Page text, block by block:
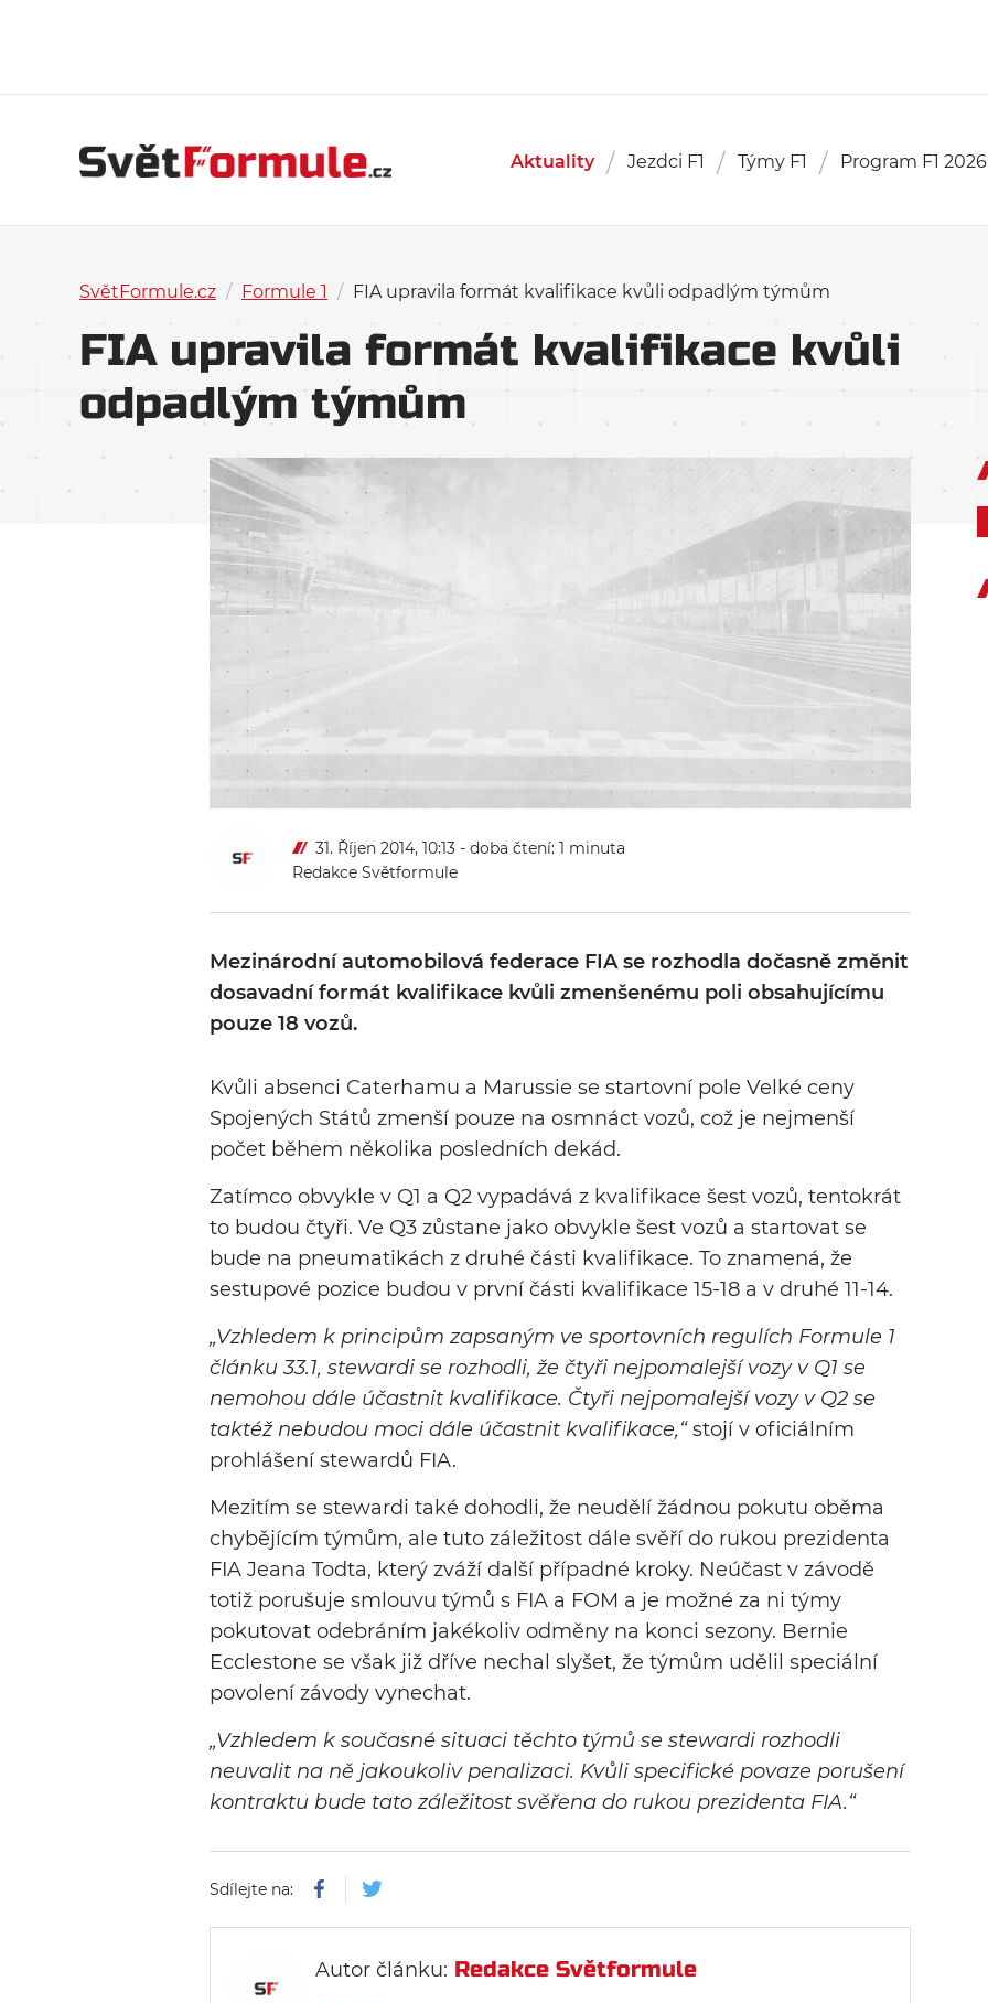
Aktuality Jezdci F1 Týmy F1 Program F1 2026
SvětFormule.cz / Formule 1 / FIA upravila formát kvalifikace kvůli odpadlým týmům
FIA upravila formát kvalifikace kvůli
odpadlým týmům
31. Říjen 2014, 10:13 - doba čtení: 1 minuta
Redakce Světformule
Mezinárodní automobilová federace FIA se rozhodla dočasně změnit
dosavadní formát kvalifikace kvůli zmenšenému poli obsahujícímu
pouze 18 vozů.
Kvůli absenci Caterhamu a Marussie se startovní pole Velké ceny
Spojených Států zmenší pouze na osmnáct vozů, což je nejmenší
počet během několika posledních dekád.
Zatímco obvykle v Q1 a Q2 vypadává z kvalifikace šest vozů, tentokrát
to budou čtyři. Ve Q3 zůstane jako obvykle šest vozů a startovat se
bude na pneumatikách z druhé části kvalifikace. To znamená, že
sestupové pozice budou v první části kvalifikace 15-18 a v druhé 11-14.
„Vzhledem k principům zapsaným ve sportovních regulích Formule 1
článku 33.1, stewardi se rozhodli, že čtyři nejpomalejší vozy v Q1 se
nemohou dále účastnit kvalifikace. Čtyři nejpomalejší vozy v Q2 se
taktéž nebudou moci dále účastnit kvalifikace,“stojí v oficiálním
prohlášení stewardů FIA.
Mezitím se stewardi také dohodli, že neudělí žádnou pokutu oběma
chybějícím týmům, ale tuto záležitost dále svěří do rukou prezidenta
FIA Jeana Todta, který zváží další případné kroky. Neúčast v závodě
totiž porušuje smlouvu týmů s FIA a FOM a je možné za ni týmy
pokutovat odebráním jakékoliv odměny na konci sezony. Bernie
Ecclestone se však již dříve nechal slyšet, že týmům udělil speciální
povolení závody vynechat.
„Vzhledem k současné situaci těchto týmů se stewardi rozhodli
neuvalit na ně jakoukoliv penalizaci. Kvůli specifické povaze porušení
kontraktu bude tato záležitost svěřena do rukou prezidenta FIA.“
Sdílejte na:
Autor článku: Redakce Světformule